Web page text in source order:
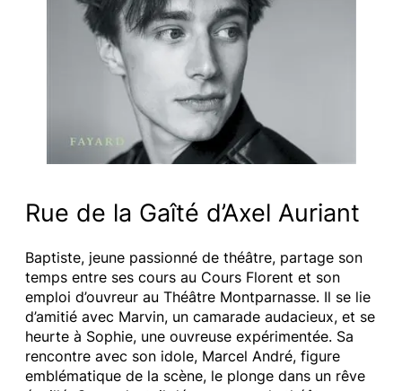
Rue de la Gaîté d’Axel Auriant
Baptiste, jeune passionné de théâtre, partage son
temps entre ses cours au Cours Florent et son
emploi d’ouvreur au Théâtre Montparnasse. Il se lie
d’amitié avec Marvin, un camarade audacieux, et se
heurte à Sophie, une ouvreuse expérimentée. Sa
rencontre avec son idole, Marcel André, figure
emblématique de la scène, le plonge dans un rêve